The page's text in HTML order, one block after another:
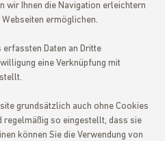
wir Ihnen die Navigation erleichtern
ermöglichen.
erfassten Daten an Dritte
eine Verknüpfung mit
grundsätzlich auch ohne Cookies
so eingestellt, dass sie
können Sie die Verwendung von